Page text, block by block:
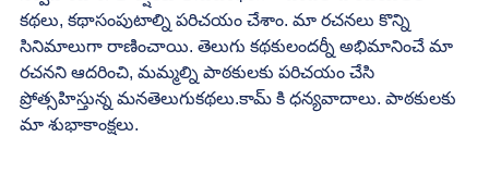
కథలు, కథాసంపుటాల్ని పరిచయం చేశాం. మా రచనలు కొన్ని
సినిమాలుగా రాణించాయి. తెలుగు కథకులందర్నీ అభిమానించే మా
రచనని ఆదరించి, మమ్మల్ని పాఠకులకు పరిచయం చేసి
ప్రోత్సహిస్తున్న మనతెలుగుకథలు.కామ్ కి ధన్యవాదాలు. పాఠకులకు
మా శుభాకాంక్షలు.